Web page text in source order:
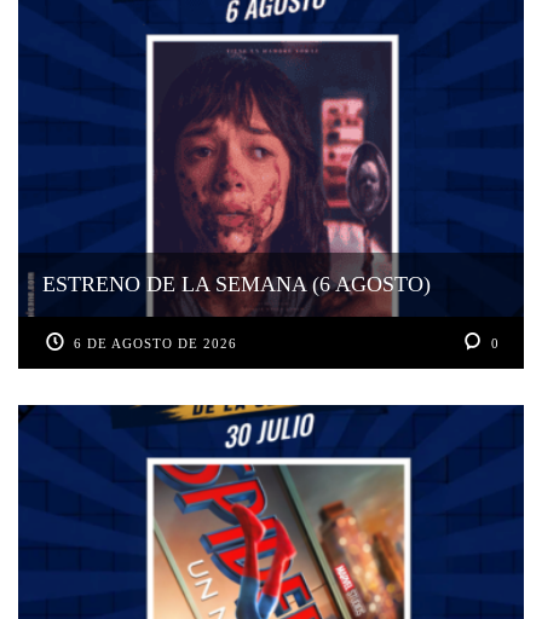
ESTRENO DE LA SEMANA (6 AGOSTO)
6 DE AGOSTO DE 2026 0